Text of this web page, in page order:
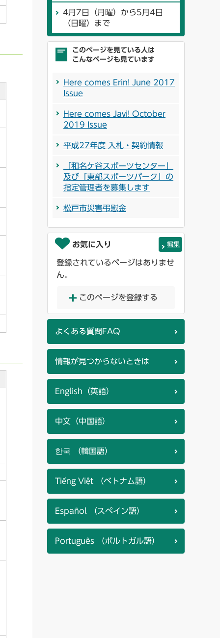
4月7日（月曜）から5月4日
（日曜）まで
このページを見ている人は
こんなページも見ています
Here comes Erin! June 2017
Issue
Here comes Javi! October
2019 Issue
平成27年度 入札・契約情報
「和名ケ谷スポーツセンター」
及び「東部スポーツパーク」の
指定管理者を募集します
松戸市災害弔慰金
お気に入り 編集
登録されているページはありませ
ん。
このページを登録する
よくある質問FAQ
情報が見つからないときは
English（英語）
中文（中国語）
한국 （韓国語）
Tiếng Việt （ベトナム語）
Español （スペイン語）
Português （ポルトガル語）